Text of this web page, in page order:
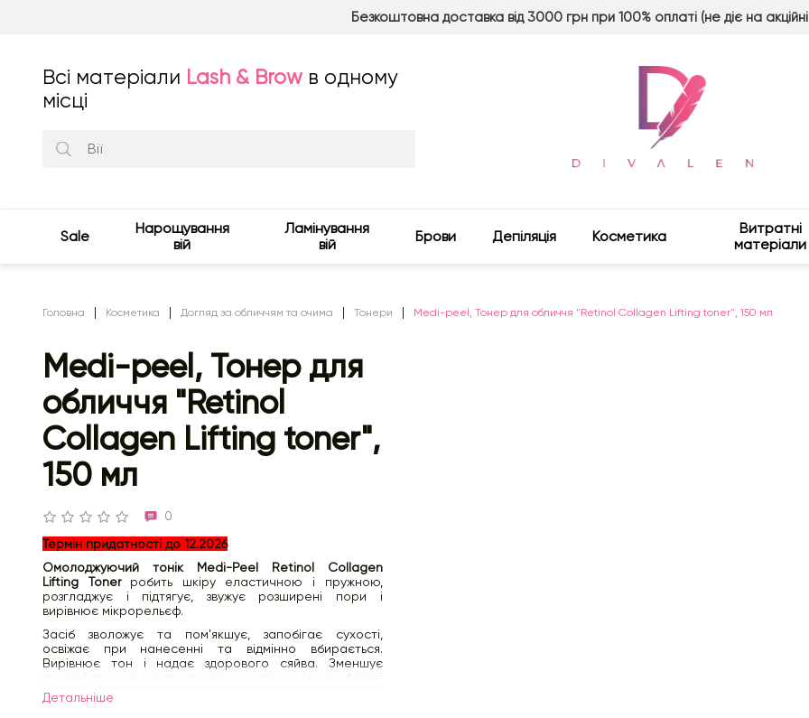
Безкоштовна доставка від 3000 грн при 100% оплаті (не діє на
Всі матеріали Lash & Brow в одному
місці
Sale
Нарощування
вій
Ламінування
вій
Брови Депіляція Косметика
Витратні
матеріали
Головна Косметика Догляд за обличчям та очима Тонери Medi-peel, Тонер для обличчя "Retinol Collagen Lifting toner", 150 мл
Medi-peel, Тонер для
обличчя "Retinol
Collagen Lifting toner",
150 мл
0
Термін придатності до 12.2026
Омолоджуючий тонік Medi-Peel Retinol Collagen
Lifting Tonerробить шкіру еластичною і пружною,
розгладжує і підтягує, звужує розширені пори і
вирівнює мікрорельєф.
Засіб зволожує та пом'якшує, запобігає сухості,
освіжає при нанесенні та відмінно вбирається.
Вирівнює тон і надає здорового сяйва. Зменшує
виразність зморшок та покращує стан шкіри в області
носогубних складок, навколо очей та рота.
Детальнiше